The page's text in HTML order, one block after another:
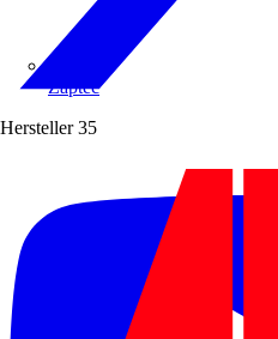
Zaptec
Hersteller 35